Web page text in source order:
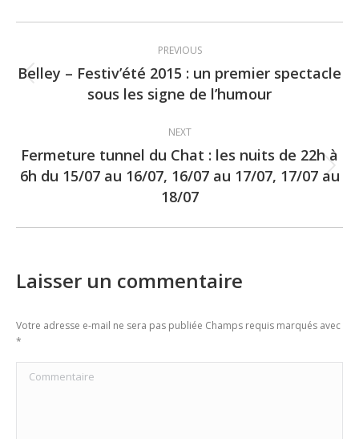
navigation
PREVIOUS
Previous
post:
Belley – Festiv’été 2015 : un premier spectacle
sous les signe de l’humour
NEXT
Next
post:
Fermeture tunnel du Chat : les nuits de 22h à
6h du 15/07 au 16/07, 16/07 au 17/07, 17/07 au
18/07
Laisser un commentaire
Votre adresse e-mail ne sera pas publiée Champs requis marqués avec
*
Commentaire